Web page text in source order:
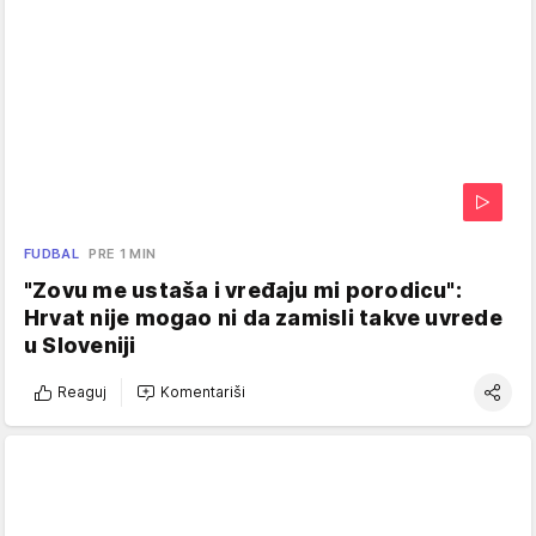
FUDBAL PRE 1 MIN
"Zovu me ustaša i vređaju mi porodicu":
Hrvat nije mogao ni da zamisli takve uvrede
u Sloveniji
Reaguj Komentariši